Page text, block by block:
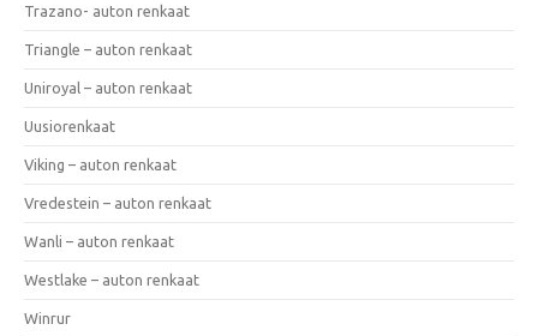
Trazano- auton renkaat
Triangle – auton renkaat
Uniroyal – auton renkaat
Uusiorenkaat
Viking – auton renkaat
Vredestein – auton renkaat
Wanli – auton renkaat
Westlake – auton renkaat
Winrur